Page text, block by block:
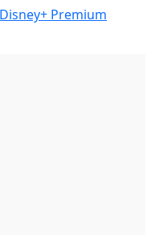
Disney+ Premium